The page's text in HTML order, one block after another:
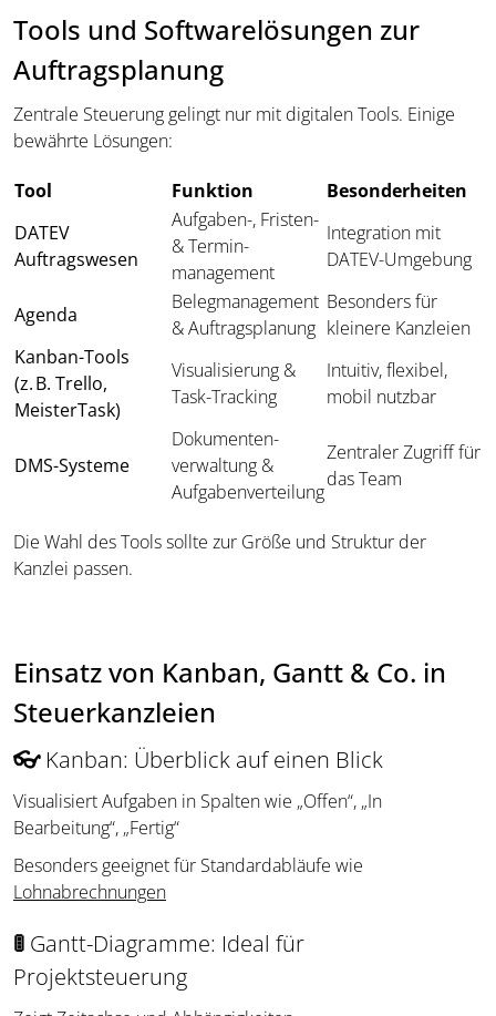
Tools und Softwarelösungen zur
Auftragsplanung
Zentrale Steuerung gelingt nur mit digitalen Tools. Einige
bewährte Lösungen:
Tool Funktion
Besonderheiten
DATEV
Auftragswesen
Aufgaben-, Fristen-
& Termin­
management
Integration mit
DATEV-Umgebung
Agenda
Beleg­management
& Auftrags­planung
Besonders für
kleinere Kanzleien
Kanban-Tools
(z. B. Trello,
MeisterTask)
Visualisierung &
Task-Tracking
Intuitiv, flexibel,
mobil nutzbar
DMS-Systeme
Dokumenten­
verwaltung &
Aufgaben­verteilung
Zentraler Zugriff für
das Team
Die Wahl des Tools sollte zur Größe und Struktur der
Kanzlei passen.
Einsatz von Kanban, Gantt & Co. in
Steuerkanzleien
👓 Kanban: Überblick auf einen Blick
Visualisiert Aufgaben in Spalten wie „Offen“, „In
Bearbeitung“, „Fertig“
Besonders geeignet für Standardabläufe wie
Lohnabrechnungen
🚦 Gantt-Diagramme: Ideal für
Projektsteuerung